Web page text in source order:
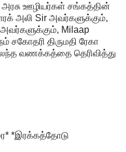
அரசு ஊழியர்கள் சங்கத்தின்
அலி Sir அவர்களுக்கும்,
Milaap
சகோதரி திருமதி ரேகா
வணக்கத்தை தெரிவித்து
*இரக்கத்தோடு